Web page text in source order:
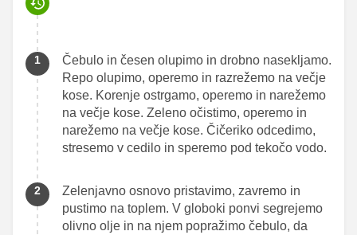
Čebulo in česen olupimo in drobno nasekljamo.
Repo olupimo, operemo in razrežemo na večje
kose. Korenje ostrgamo, operemo in narežemo
na večje kose. Zeleno očistimo, operemo in
narežemo na večje kose. Čičeriko odcedimo,
stresemo v cedilo in speremo pod tekočo vodo.
Zelenjavno osnovo pristavimo, zavremo in
pustimo na toplem. V globoki ponvi segrejemo
olivno olje in na njem popražimo čebulo, da